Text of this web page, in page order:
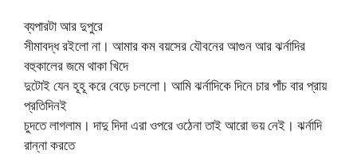
ব্যপারটা আর দুপুরে
সীমাবদ্ধ রইলো না। আমার কম বয়সের যৌবনের আগুন আর ঝর্নাদির
বহুকালের জমে থাকা খিদে
দুটোই যেন হূহূ করে বেড়ে চললো। আমি ঝর্নাদিকে দিনে চার পাঁচ বার প্রায়
প্রতিদিনই
চুদতে লাগলাম। দাদু দিদা এরা ওপরে ওঠেনা তাই আরো ভয় নেই। ঝর্নাদি
রান্না করতে